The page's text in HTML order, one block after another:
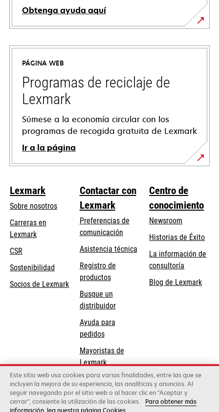
Obtenga ayuda aquí
se
abre
una
pestaña
nueva
PÁGINA WEB
Programas de reciclaje de
Lexmark
Súmese a la economía circular con los
programas de recogida gratuita de Lexmark
Ir a la página
Lexmark
Sobre nosotros
Carreras en
Lexmark
CSR
Sostenibilidad
Socios de Lexmark
Contactar con
Lexmark
Preferencias de
comunicación
se
abre
en
una
pestaña
nueva
Asistencia técnicase
abre
Registro de
productos
Busque un
distribuidor
Ayuda para
pedidos
Mayoristas de
Lexmark
Centro de
conocimiento
Newsroom
Historias de Éxito
La información de
consultoría
Blog de Lexmark
Lexmark International, Inc., una compañía de Xerox
©2026 Todos los derechos reservados.
Legal Política de privacidad Términos y
Este sitio web usa cookies para varias finalidades, entre las que se
incluyen la mejora de su experiencia, las analíticas y anuncios. Al
seguir navegando por el sitio web o al hacer clic en "Aceptar y
cerrar", consiente la utilización de las cookies.
Para obtener más
información, lea nuestra página Cookies